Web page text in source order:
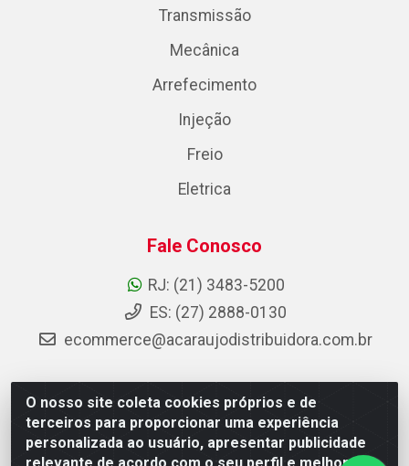
O nosso site coleta cookies próprios e de
terceiros para proporcionar uma experiência
personalizada ao usuário, apresentar publicidade
Transmissão
Mecânica
Arrefecimento
Injeção
Freio
Eletrica
Fale Conosco
RJ: (21) 3483-5200
ES: (27) 2888-0130
ecommerce@acaraujodistribuidora.com.br
AC Araujo Distribuidora - Rua Carneiro de Campos, 42 -
São Cristóvão, Rio de Janeiro/RJ - CEP 20.920-410 -
CNPJ 08.744.753/0003-85